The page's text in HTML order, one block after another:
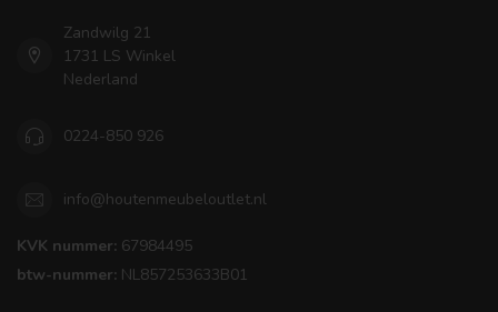
Zandwilg 21
1731 LS Winkel
Nederland
0224-850 926
info@houtenmeubeloutlet.nl
KVK nummer: 67984495
btw-nummer: NL857253633B01